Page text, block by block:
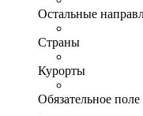
Остальные
Страны
Курорты
Обязательное поле